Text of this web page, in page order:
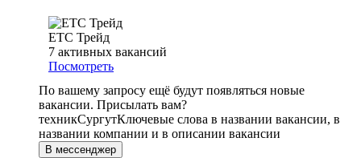
ЕТС Трейд
7 активных вакансий
Посмотреть
По вашему запросу ещё будут появляться новые
вакансии. Присылать вам?
техникСургутКлючевые слова в названии вакансии, в
названии компании и в описании вакансии
В мессенджер